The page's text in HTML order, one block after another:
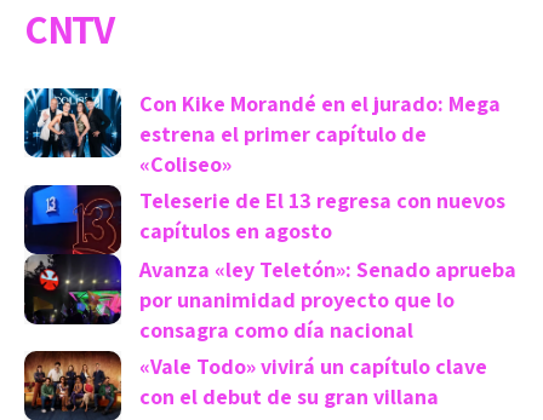
CNTV
Con Kike Morandé en el jurado: Mega
estrena el primer capítulo de
«Coliseo»
Teleserie de El 13 regresa con nuevos
capítulos en agosto
Avanza «ley Teletón»: Senado aprueba
por unanimidad proyecto que lo
consagra como día nacional
«Vale Todo» vivirá un capítulo clave
con el debut de su gran villana